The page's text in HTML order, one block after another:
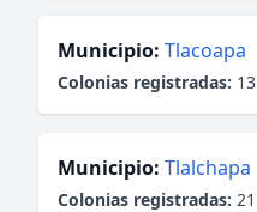
Municipio: Tlacoapa
Colonias registradas: 13
Municipio: Tlalchapa
Colonias registradas: 21